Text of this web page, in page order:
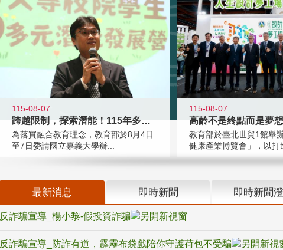
115-08-07
跨越限制，探索潛能！115年多元潛
為落實融合教育理念，教育部於8月4日
至7日委請國立嘉義大學辦...
115-08-07
教育部於臺北世貿1館舉
健康產業博覽會」，以打
最新消息 即時新聞 即時新聞
反詐騙宣導_楊小黎-假投資詐騙
反詐騙宣導_防詐有道，霹靂布袋戲陪你守護荷包不受騙